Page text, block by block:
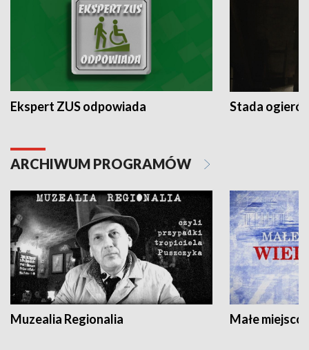
Ekspert ZUS odpowiada Stada
ARCHIWUM PROGRAMÓW
Muzealia Regionalia Małe